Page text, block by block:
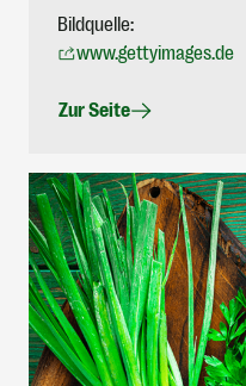
Bildquelle:
www.gettyimages.de
Zur Seite